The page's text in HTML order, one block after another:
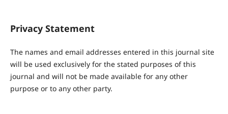
Privacy Statement
The names and email addresses entered in this journal site
will be used exclusively for the stated purposes of this
journal and will not be made available for any other
purpose or to any other party.